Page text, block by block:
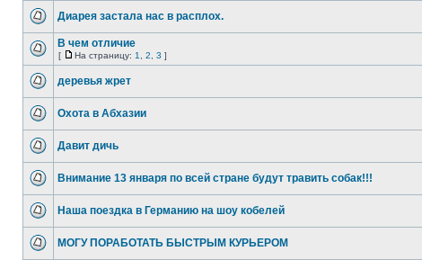
Диарея застала нас в расплох.
В чем отличие
[ На страницу: 1 2 3 ]
деревья жрет
Охота в Абхазии
Давит дичь
Внимание 13 января по всей стране будут травить собак!!!
Наша поездка в Германию на шоу кобелей
МОГУ ПОРАБОТАТЬ БЫСТРЫМ КУРЬЕРОМ